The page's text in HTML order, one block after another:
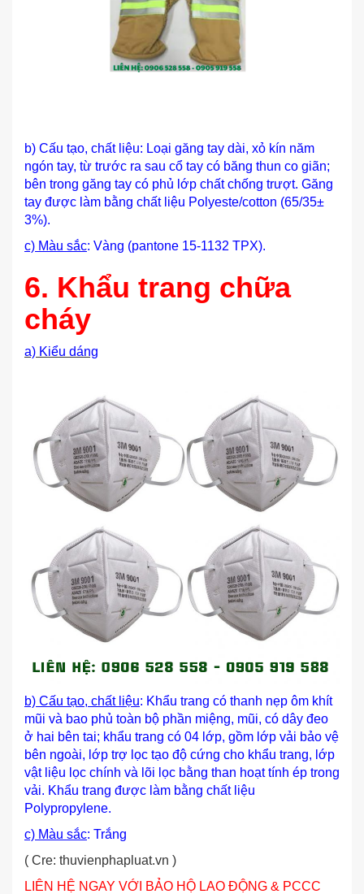
b) Cấu tạo, chất liệu: Loại găng tay dài, xỏ kín năm
ngón tay, từ trước ra sau cổ tay có băng thun co giãn;
bên trong găng tay có phủ lớp chất chống trượt. Găng
tay được làm bằng chất liệu Polyeste/cotton (65/35±
3%).
c) Màu sắc: Vàng (pantone 15-1132 TPX).
6. Khẩu trang chữa
cháy
a) Kiểu dáng
b) Cấu tạo, chất liệu: Khẩu trang có thanh nẹp ôm khít
mũi và bao phủ toàn bộ phần miệng, mũi, có dây đeo
ở hai bên tai; khẩu trang có 04 lớp, gồm lớp vải bảo vệ
bên ngoài, lớp trợ lọc tạo độ cứng cho khẩu trang, lớp
vật liệu lọc chính và lõi lọc bằng than hoạt tính ép trong
vải. Khẩu trang được làm bằng chất liệu
Polypropylene.
c) Màu sắc: Trắng
( Cre: thuvienphapluat.vn )
LIÊN HỆ NGAY VỚI BẢO HỘ LAO ĐỘNG & PCCC